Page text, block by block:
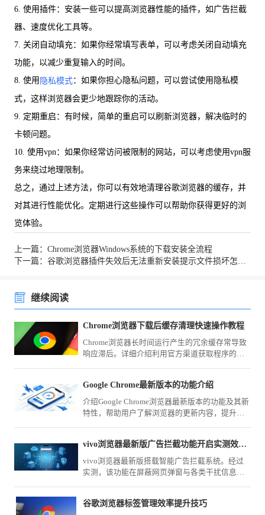
6. 使用插件：安装一些可以提高浏览器性能的插件，如广告拦截
器、速度优化工具等。
7. 关闭自动填充：如果你经常填写表单，可以考虑关闭自动填充
功能，以减少重复输入的时间。
8. 使用 隐私模式：如果你担心隐私问题，可以尝试使用隐私模
式，这样浏览器会更少地跟踪你的活动。
9. 定期重启：有时候，简单的重启可以刷新浏览器，解决临时的
卡顿问题。
10. 使用vpn：如果你经常访问被限制的网站，可以考虑使用vpn服
务来绕过地理限制。
总之，通过上述方法，你可以有效地清理谷歌浏览器的缓存，并
对其进行性能优化。定期进行这些操作可以帮助你获得更好的浏
览体验。
上一篇：Chrome浏览器Windows系统的下载安装全流程
继续阅读
Chrome浏览器下载后缓存清理快速操作教程
Chrome浏览器长时间运行产生的冗余缓存常导致
响应滞后。详细介绍利用官方渠道获取程序的逻
器始终保持轻盈状态，即便在长期使用后也能获
得如新机般的响应速度。
Google Chrome最新版本的功能介绍
介绍Google Chrome浏览器最新版本的功能及其新
特性，帮助用户了解浏览器的更新内容，提升使
vivo浏览器最新版广告拦截功能开启实测效果大评测
vivo浏览器最新版搭载智能广告拦截系统。经过
实测，该功能在屏蔽网页弹窗与各类干扰信息方
谷歌浏览器标签管理效率提升技巧